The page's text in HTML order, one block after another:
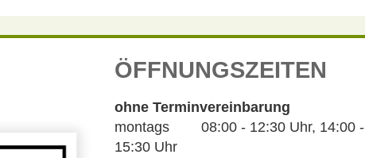
ÖFFNUNGSZEITEN
ohne Terminvereinbarung
montags 08:00 - 12:30 Uhr, 14:00 -
15:30 Uhr